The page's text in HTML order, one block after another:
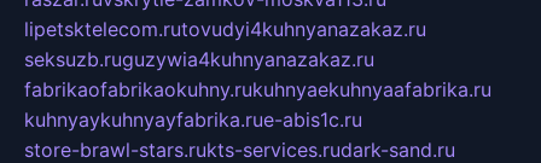
lipetsktelecom.rutovudyi4kuhnyanazakaz.ru
seksuzb.ruguzywia4kuhnyanazakaz.ru
fabrikaofabrikaokuhny.rukuhnyaekuhnyaafabrika.ru
kuhnyaykuhnyayfabrika.rue-abis1c.ru
store-brawl-stars.rukts-services.rudark-sand.ru